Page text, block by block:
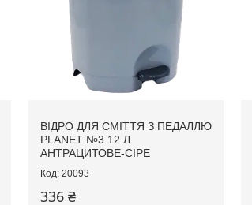
ВІДРО ДЛЯ СМІТТЯ З ПЕДАЛЛЮ
PLANET №3 12 Л
АНТРАЦИТОВЕ-СІРЕ
20093
336 ₴